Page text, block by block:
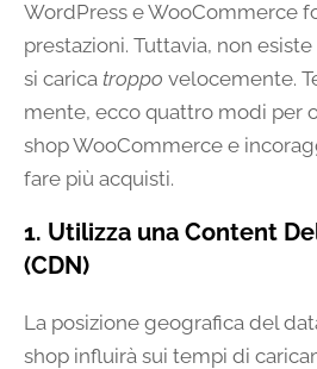
WordPress e WooCommerce
prestazioni. Tuttavia, non
si carica troppo velocemente.
mente, ecco quattro modi per
shop WooCommerce e
fare più acquisti.
1. Utilizza una Content
(CDN)
La posizione geografica del
shop influirà sui tempi di